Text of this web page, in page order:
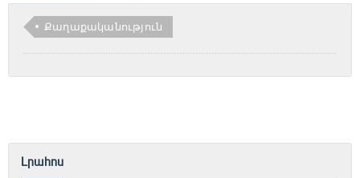
Քաղաքականություն
Լրահոս